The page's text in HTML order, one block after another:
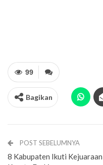
99
Bagikan
POST SEBELUMNYA
8 Kabupaten Ikuti Kejuaraan